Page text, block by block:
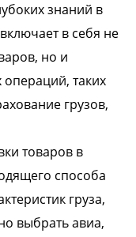
знаний в
в себя не
но и
таких
грузов,
товаров в
способа
груза,
выбрать авиа,